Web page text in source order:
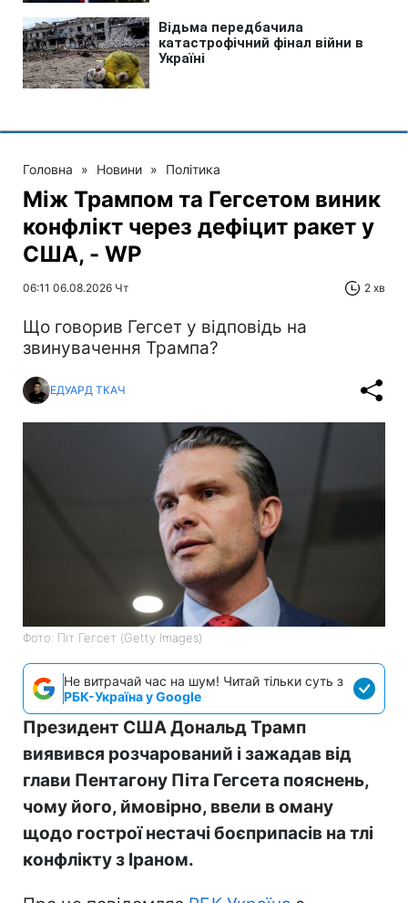
Головна » Новини » Політика
Між Трампом та Гегсетом виник
конфлікт через дефіцит ракет у
США, - WP
06:11 06.08.2026 Чт 2 хв
Що говорив Гегсет у відповідь на
звинувачення Трампа?
ЕДУАРД ТКАЧ
Фото: Піт Гегсет (Getty Images)
Не витрачай час на шум! Читай тільки суть з
РБК-Україна у Google
Президент США Дональд Трамп
виявився розчарований і зажадав від
глави Пентагону Піта Гегсета пояснень,
чому його, ймовірно, ввели в оману
щодо гострої нестачі боєприпасів на тлі
конфлікту з Іраном.